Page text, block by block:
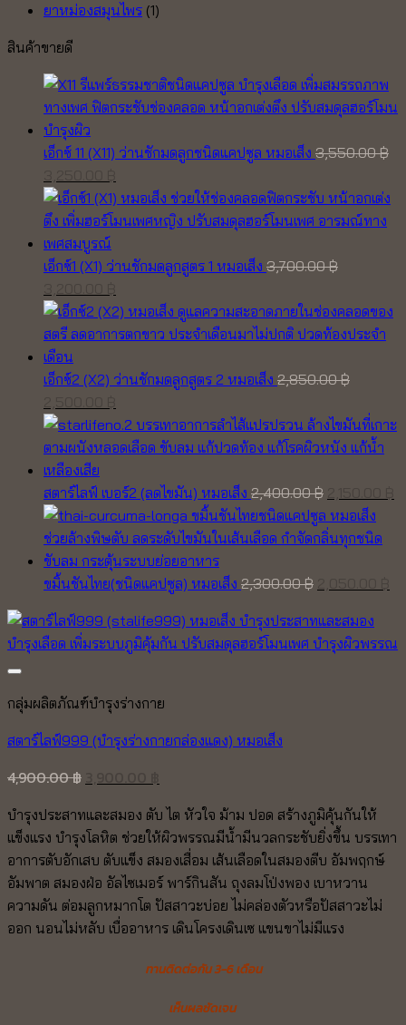
ยาหม่องสมุนไพร (1)
สินค้าขายดี
เอ็กซ์ 11 (X11) ว่านชักมดลูกชนิดแคปซูล หมอเส็ง 3,550.00฿
price
was:
3,550.00 ฿.
price
is:
เอ็กซ์1 (X1) ว่านชักมดลูกสูตร 1 หมอเส็ง 3,700.00฿
price
was:
3,700.00 ฿.
price
is:
เอ็กซ์2 (X2) ว่านชักมดลูกสูตร 2 หมอเส็ง 2,850.00฿
price
was:
2,850.00 ฿.
price
is:
สตาร์ไลฟ์ เบอร์2 (ลดไขมัน) หมอเส็ง 2,400.00฿
price
was:
ขมิ้นชันไทย(ชนิดแคปซูล) หมอเส็ง 2,300.00฿
was:
2,300.00 ฿.
กลุ่มผลิตภัณฑ์บำรุงร่างกาย
สตาร์ไลฟ์999 (บำรุงร่างกายกล่องแดง) หมอเส็ง
4,900.00฿
was:
4,900.00 ฿.
is:
3,900.00 ฿.
บำรุงประสาทและสมอง ตับ ไต หัวใจ ม้าม ปอด สร้างภูมิคุ้นกันให้
แข็งแรง บำรุงโลหิต ช่วยให้ผิวพรรณมีน้ำมีนวลกระชับยิ่งขึ้น บรรเทา
อาการตับอักเสบ ตับแข็ง สมองเสื่อม เส้นเลือดในสมองตีบ อัมพฤกษ์
อัมพาต สมองฝ่อ อัลไซเมอร์ พาร์กินสัน ถุงลมโป่งพอง เบาหวาน
ความดัน ต่อมลูกหมากโต ปัสสาวะบ่อย ไม่คล่องตัวหรือปัสสาวะไม่
ออก นอนไม่หลับ เบื่ออาหาร เดินโครงเดินเซ แขนขาไม่มีแรง
ทานติดต่อกัน 3-6 เดือน
เห็นผลชัดเจน